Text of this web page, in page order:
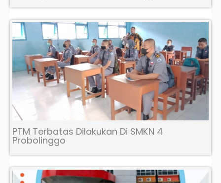
PTM Terbatas Dilakukan Di SMKN 4
Probolinggo